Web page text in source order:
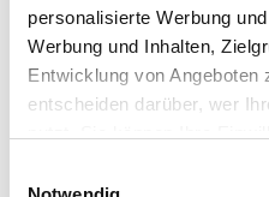
personalisierte Werbung
Werbung und Inhalten,
Entwicklung von Angeboten
entscheiden darüber, wer
Trigger Symbol ändern oder
Kategorien
Akademie